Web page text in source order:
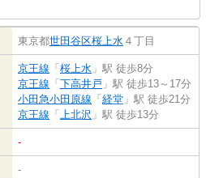
東京都世田谷区桜上水 ４丁目
京王線 「 桜上水 」駅 徒歩8分
京王線 「 下高井戸 」駅 徒歩13～17分
小田急小田原線 「 経堂 」駅 徒歩21分
京王線 「 上北沢 」駅 徒歩13分
-
-